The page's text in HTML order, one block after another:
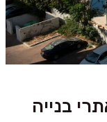
בנייה